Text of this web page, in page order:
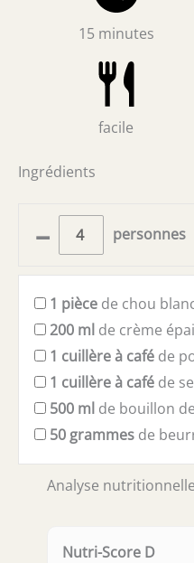
15 minutes
facile
Ingrédients
– personnes
1 pièce de chou
200 ml de crème
1 cuillère à café de
1 cuillère à café de
500 ml de bouillon
50 grammes de
Analyse nutritionnelle
Nutri-Score D